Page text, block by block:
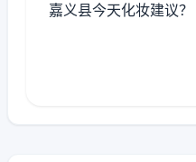
嘉义县今天化妆建议？